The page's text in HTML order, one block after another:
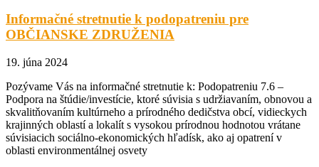
Informačné stretnutie k podopatreniu pre
OBČIANSKE ZDRUŽENIA
19. júna 2024
Pozývame Vás na informačné stretnutie k: Podopatreniu 7.6 –
Podpora na štúdie/investície, ktoré súvisia s udržiavaním, obnovou a
skvalitňovaním kultúrneho a prírodného dedičstva obcí, vidieckych
krajinných oblastí a lokalít s vysokou prírodnou hodnotou vrátane
súvisiacich sociálno-ekonomických hľadísk, ako aj opatrení v
oblasti environmentálnej osvety